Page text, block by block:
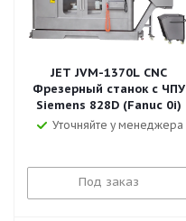
JET JVM-1370L CNC
Фрезерный станок с ЧПУ
Siemens 828D (Fanuc 0i)
Уточняйте у менеджера
Под заказ